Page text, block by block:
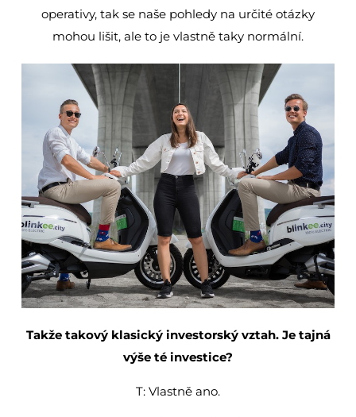
operativy, tak se naše pohledy na určité otázky
mohou lišit, ale to je vlastně taky normální.
Takže takový klasický investorský vztah. Je tajná
výše té investice?
T: Vlastně ano.